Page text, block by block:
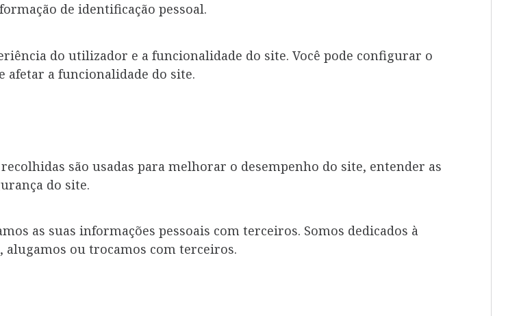
de identificação pessoal.
do utilizador e a funcionalidade do site. Você pode configurar o
afetar a funcionalidade do site.
são usadas para melhorar o desempenho do site, entender as
do site.
as suas informações pessoais com terceiros. Somos dedicados à
alugamos ou trocamos com terceiros.